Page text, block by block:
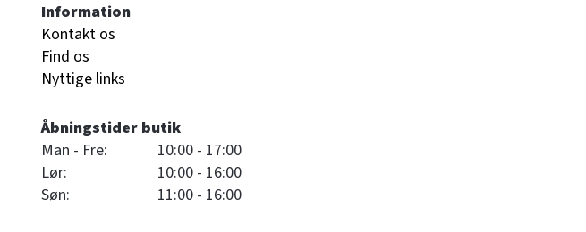
Information
Kontakt os
Find os
Nyttige links
Åbningstider butik
Man - Fre:
10:00 - 17:00
Lør:
10:00 - 16:00
Søn:
11:00 - 16:00